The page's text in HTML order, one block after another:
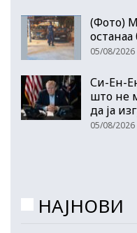
(Фото)
05/08/2026
Си-Ен-
што не
да ја
05/08/2026
НАЈНОВИ